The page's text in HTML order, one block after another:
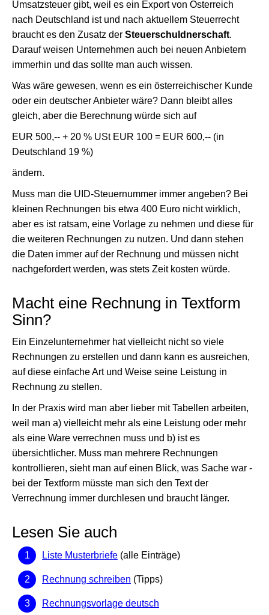
Umsatzsteuer gibt, weil es ein Export von Österreich
nach Deutschland ist und nach aktuellem Steuerrecht
braucht es den Zusatz der Steuerschuldnerschaft.
Darauf weisen Unternehmen auch bei neuen Anbietern
immerhin und das sollte man auch wissen.
Was wäre gewesen, wenn es ein österreichischer Kunde
oder ein deutscher Anbieter wäre? Dann bleibt alles
gleich, aber die Berechnung würde sich auf
EUR 500,-- + 20 % USt EUR 100 = EUR 600,-- (in
Deutschland 19 %)
ändern.
Muss man die UID-Steuernummer immer angeben? Bei
kleinen Rechnungen bis etwa 400 Euro nicht wirklich,
aber es ist ratsam, eine Vorlage zu nehmen und diese für
die weiteren Rechnungen zu nutzen. Und dann stehen
die Daten immer auf der Rechnung und müssen nicht
nachgefordert werden, was stets Zeit kosten würde.
Macht eine Rechnung in Textform
Sinn?
Ein Einzelunternehmer hat vielleicht nicht so viele
Rechnungen zu erstellen und dann kann es ausreichen,
auf diese einfache Art und Weise seine Leistung in
Rechnung zu stellen.
In der Praxis wird man aber lieber mit Tabellen arbeiten,
weil man a) vielleicht mehr als eine Leistung oder mehr
als eine Ware verrechnen muss und b) ist es
übersichtlicher. Muss man mehrere Rechnungen
kontrollieren, sieht man auf einen Blick, was Sache war -
bei der Textform müsste man sich den Text der
Verrechnung immer durchlesen und braucht länger.
Lesen Sie auch
Liste Musterbriefe (alle Einträge)
Rechnung schreiben (Tipps)
Rechnungsvorlage deutsch